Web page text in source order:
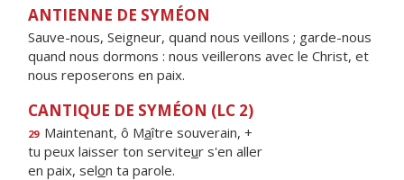
ANTIENNE DE SYMÉON
Sauve-nous, Seigneur, quand nous veillons ; garde-nous
quand nous dormons : nous veillerons avec le Christ, et
nous reposerons en paix.
CANTIQUE DE SYMÉON (LC 2)
29 Maintenant, ô Maître souverain, +
tu peux laisser ton serviteur s'en aller
en paix, selon ta parole.